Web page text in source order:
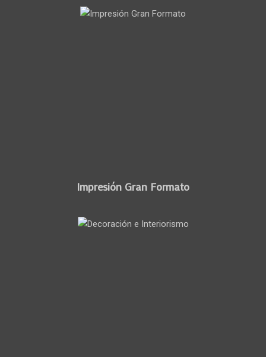
Impresión Gran Formato